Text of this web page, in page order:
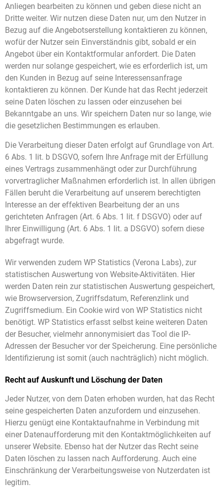
Anliegen bearbeiten zu können und geben diese nicht an
Dritte weiter. Wir nutzen diese Daten nur, um den Nutzer in
Bezug auf die Angebotserstellung kontaktieren zu können,
wofür der Nutzer sein Einverständnis gibt, sobald er ein
Angebot über ein Kontaktformular anfordert. Die Daten
werden nur solange gespeichert, wie es erforderlich ist, um
den Kunden in Bezug auf seine Interessensanfrage
kontaktieren zu können. Der Kunde hat das Recht jederzeit
seine Daten löschen zu lassen oder einzusehen bei
Bekanntgabe an uns. Wir speichern Daten nur so lange, wie
die gesetzlichen Bestimmungen es erlauben.
Die Verarbeitung dieser Daten erfolgt auf Grundlage von Art.
6 Abs. 1 lit. b DSGVO, sofern Ihre Anfrage mit der Erfüllung
eines Vertrags zusammenhängt oder zur Durchführung
vorvertraglicher Maßnahmen erforderlich ist. In allen übrigen
Fällen beruht die Verarbeitung auf unserem berechtigten
Interesse an der effektiven Bearbeitung der an uns
gerichteten Anfragen (Art. 6 Abs. 1 lit. f DSGVO) oder auf
Ihrer Einwilligung (Art. 6 Abs. 1 lit. a DSGVO) sofern diese
abgefragt wurde.
Wir verwenden zudem WP Statistics (Verona Labs), zur
statistischen Auswertung von Website-Aktivitäten. Hier
werden Daten rein zur statistischen Auswertung gespeichert,
wie Browserversion, Zugriffsdatum, Referenzlink und
Zugriffsmedium. Ein Cookie wird von WP Statistics nicht
benötigt. WP Statistics erfasst selbst keine weiteren Daten
der Besucher, vielmehr annonymisiert das Tool die IP-
Adressen der Besucher vor der Speicherung. Eine persönliche
Identifizierung ist somit (auch nachträglich) nicht möglich.
Recht auf Auskunft und Löschung der Daten
Jeder Nutzer, von dem Daten erhoben wurden, hat das Recht
seine gespeicherten Daten anzufordern und einzusehen.
Hierzu genügt eine Kontaktaufnahme in Verbindung mit
einer Datenaufforderung mit den Kontaktmöglichkeiten auf
unserer Website. Ebenso hat der Nutzer das Recht seine
Daten löschen zu lassen nach Aufforderung. Auch eine
Einschränkung der Verarbeitungsweise von Nutzerdaten ist
legitim.